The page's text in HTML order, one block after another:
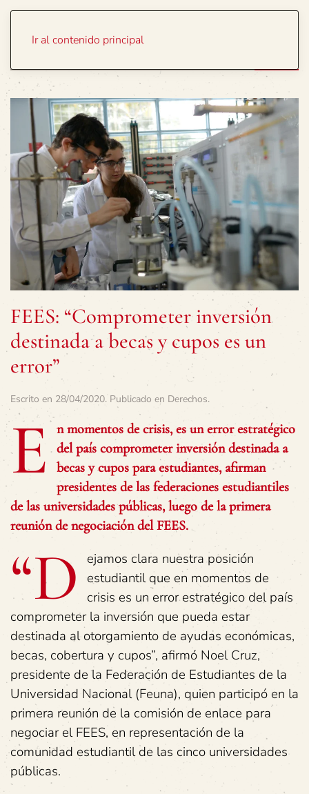
Ir al contenido principal
FEES: “Comprometer inversión
destinada a becas y cupos es un
error”
Escrito en 28/04/2020. Publicado en Derechos.
E
n momentos de crisis, es un error estratégico
del país comprometer inversión destinada a
becas y cupos para estudiantes, afirman
presidentes de las federaciones estudiantiles
de las universidades públicas, luego de la primera
reunión de negociación del FEES.
“D
ejamos clara nuestra posición
estudiantil que en momentos de
crisis es un error estratégico del país
comprometer la inversión que pueda estar
destinada al otorgamiento de ayudas económicas,
becas, cobertura y cupos”, afirmó Noel Cruz,
presidente de la Federación de Estudiantes de la
Universidad Nacional (Feuna), quien participó en la
primera reunión de la comisión de enlace para
negociar el FEES, en representación de la
comunidad estudiantil de las cinco universidades
públicas.